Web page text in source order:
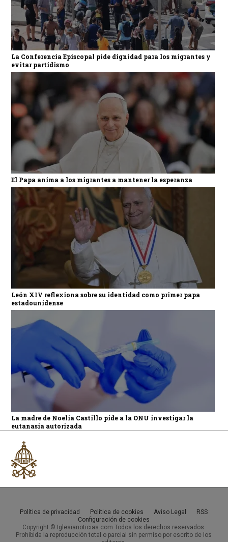
La Conferencia Episcopal pide dignidad para los migrantes y
evitar partidismo
El Papa anima a los migrantes a mantener la esperanza
León XIV reflexiona sobre su identidad como primer papa
estadounidense
La madre de Noelia Castillo pide a la ONU investigar la
eutanasia autorizada
Política de privacidad Política de cookies Aviso Legal
RSS
Configuración de cookies
Copyright © Iglesianoticias.com Todos los derechos reservados.
Prohibida la reproducción total o parcial sin permiso por escrito de los